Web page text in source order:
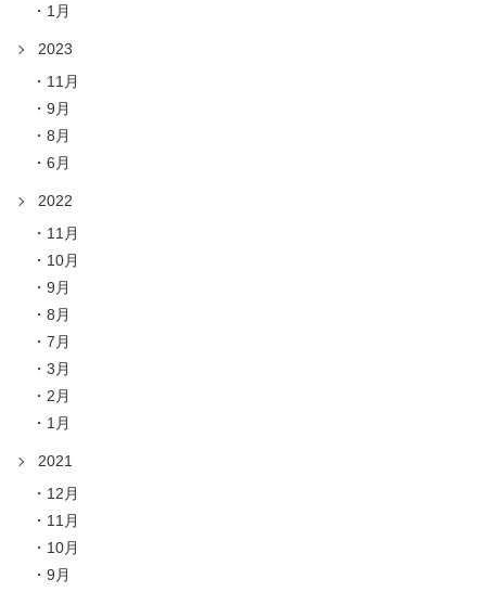
1月
2023
11月
9月
8月
6月
2022
11月
10月
9月
8月
7月
3月
2月
1月
2021
12月
11月
10月
9月